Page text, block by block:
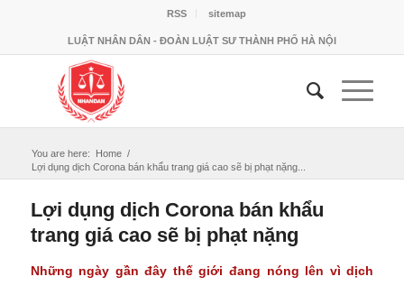
RSS sitemap
LUẬT NHÂN DÂN - ĐOÀN LUẬT SƯ THÀNH PHỐ HÀ NỘI
You are here: Home /
Lợi dụng dịch Corona bán khẩu trang giá cao sẽ bị phạt nặng...
Lợi dụng dịch Corona bán khẩu
trang giá cao sẽ bị phạt nặng
Những ngày gần đây thế giới đang nóng lên vì dịch